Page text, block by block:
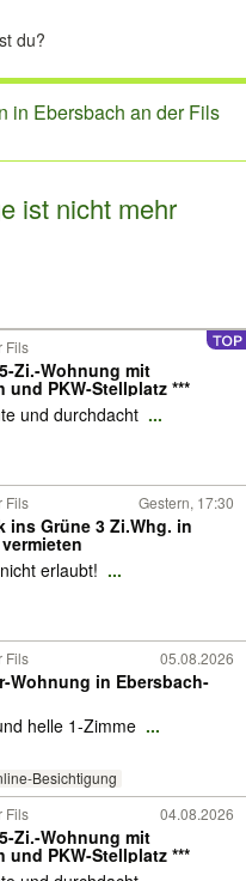
in Ebersbach an der Fils
ist nicht mehr
Fils
Zi.-Wohnung mit
und PKW-Stellplatz ***
und durchdacht ...
Fils Gestern, 17:30
ins Grüne 3 Zi.Whg. in
zu vermieten
erlaubt! ...
Fils 05.08.2026
Wohnung in Ebersbach-
helle 1-Zimme ...
Besichtigung
Fils 04.08.2026
Zi.-Wohnung mit
und PKW-Stellplatz ***